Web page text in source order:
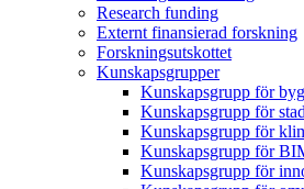
Research funding
Externt finansierad forskning
Forskningsutskottet
Kunskapsgrupper
Kunskapsgrupp för
Kunskapsgrupp för
Kunskapsgrupp för
Kunskapsgrupp för
Kunskapsgrupp för